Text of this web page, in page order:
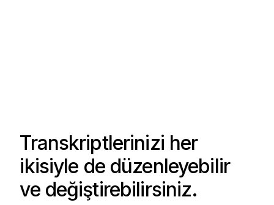
Transkriptlerinizi her
ikisiyle de düzenleyebilir
ve değiştirebilirsiniz.